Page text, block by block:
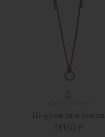
Шнурок для очков
51 150 ₽